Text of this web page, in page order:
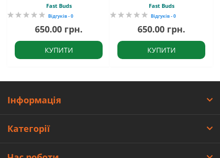
Fast Buds
Відгуків - 0
650.00 грн.
КУПИТИ
Fast Buds
Відгуків - 0
650.00 грн.
КУПИТИ
Інформація
Категорії